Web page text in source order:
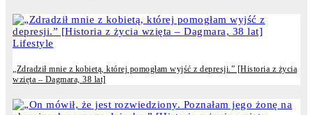
Lifestyle
„Zdradził mnie z kobietą, której pomogłam wyjść z depresji.” [Historia z życia
wzięta – Dagmara, 38 lat]